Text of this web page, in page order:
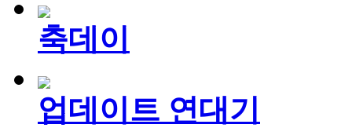
축데이
업데이트 연대기